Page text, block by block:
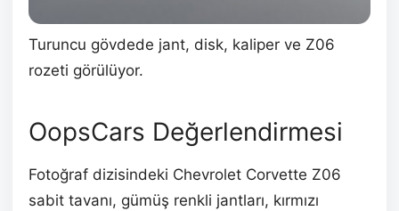
Turuncu gövdede jant, disk, kaliper ve Z06
rozeti görülüyor.
OopsCars Değerlendirmesi
Fotoğraf dizisindeki Chevrolet Corvette Z06
sabit tavanı, gümüş renkli jantları, kırmızı